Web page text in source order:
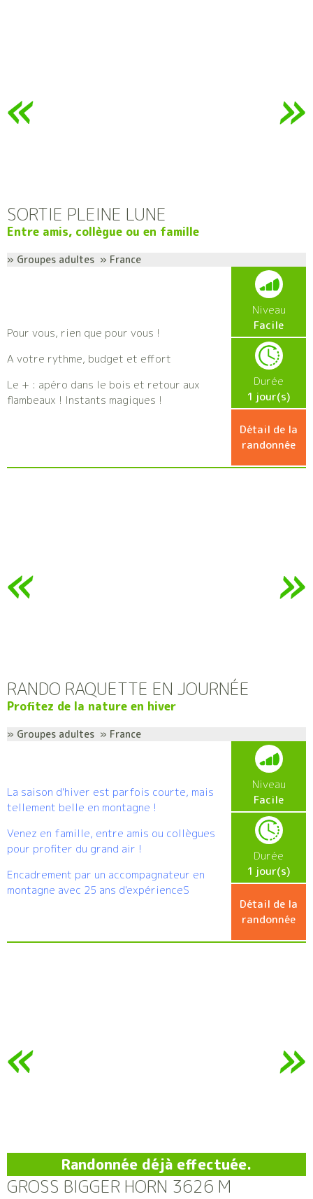
SORTIE PLEINE LUNE
Entre amis, collègue ou en famille
» Groupes adultes » France
Pour vous, rien que pour vous !
A votre rythme, budget et effort
Le + : apéro dans le bois et retour aux
flambeaux ! Instants magiques !
Niveau
Facile
Durée
1 jour(s)
Détail de la
randonnée
RANDO RAQUETTE EN JOURNÉE
Profitez de la nature en hiver
» Groupes adultes » France
La saison d'hiver est parfois courte, mais
tellement belle en montagne !
Venez en famille, entre amis ou collègues
pour profiter du grand air !
Encadrement par un accompagnateur en
montagne avec 25 ans d'expérienceS
Niveau
Facile
Durée
1 jour(s)
Détail de la
randonnée
Randonnée déjà effectuée.
GROSS BIGGER HORN 3626 M